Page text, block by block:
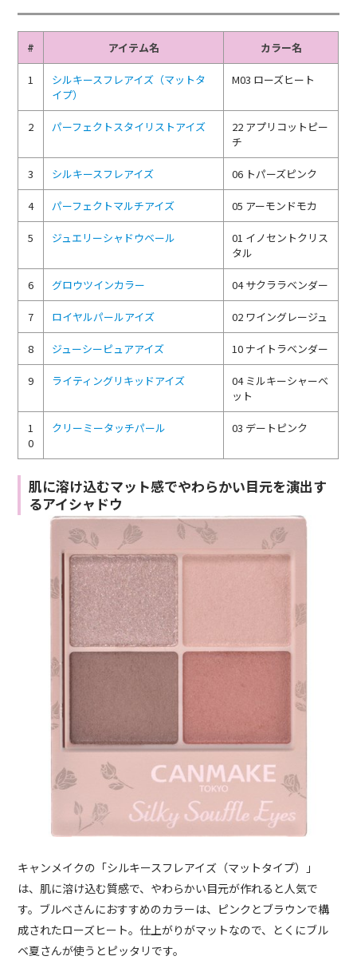
# アイテム名 カラー名
1
シルキースフレアイズ（マットタ
イプ）
M03 ローズヒート
2 パーフェクトスタイリストアイズ
22 アプリコットピー
チ
3 シルキースフレアイズ 06 トパーズピンク
4 パーフェクトマルチアイズ 05 アーモンドモカ
5 ジュエリーシャドウベール
01 イノセントクリス
タル
6 グロウツインカラー 04 サクララベンダー
7 ロイヤルパールアイズ 02 ワイングレージュ
8 ジューシーピュアアイズ 10 ナイトラベンダー
9 ライティングリキッドアイズ
04 ミルキーシャーベ
ット
1
0
クリーミータッチパール 03 デートピンク
肌に溶け込むマット感でやわらかい目元を演出す
るアイシャドウ
キャンメイクの「シルキースフレアイズ（マットタイプ）」
は、肌に溶け込む質感で、やわらかい目元が作れると人気で
す。ブルベさんにおすすめのカラーは、ピンクとブラウンで構
成されたローズヒート。仕上がりがマットなので、とくにブル
ベ夏さんが使うとピッタリです。